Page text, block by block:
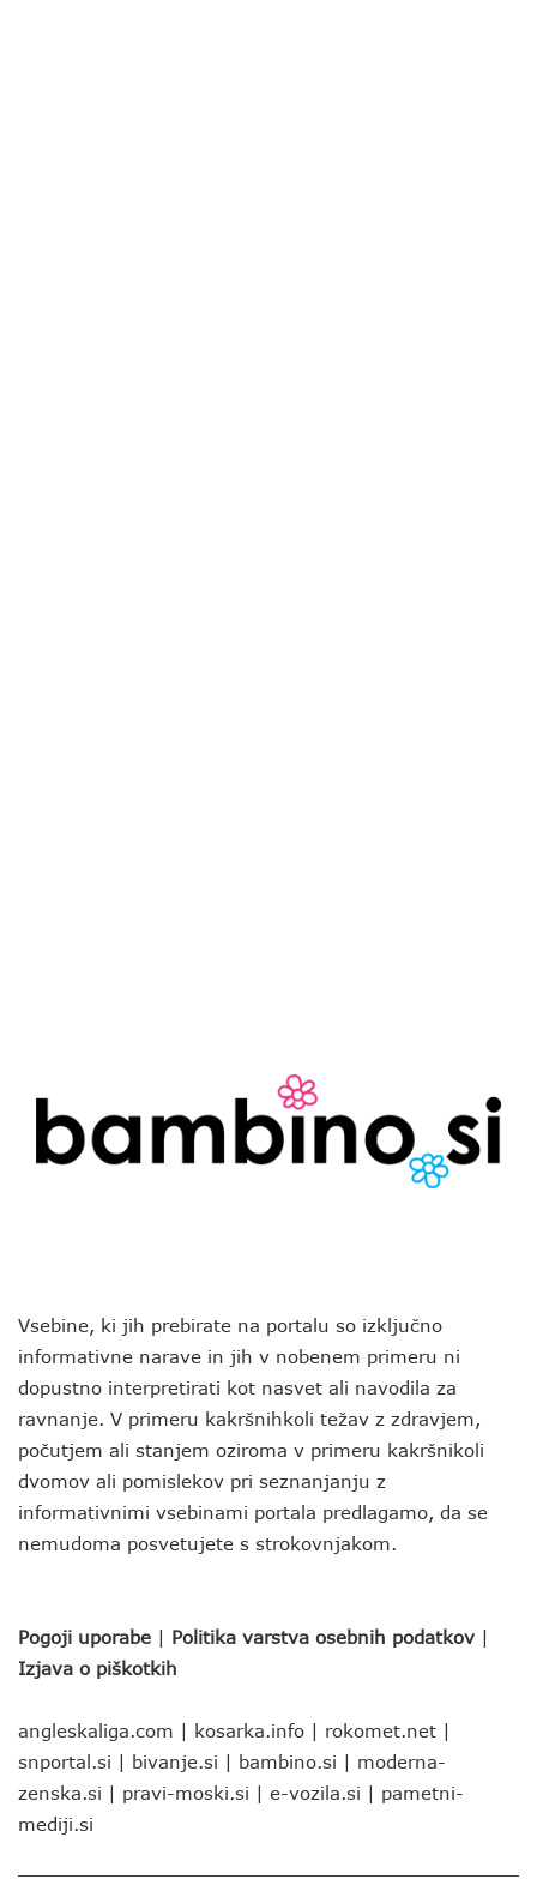
Vsebine, ki jih prebirate na portalu so izključno
informativne narave in jih v nobenem primeru ni
dopustno interpretirati kot nasvet ali navodila za
ravnanje. V primeru kakršnihkoli težav z zdravjem,
počutjem ali stanjem oziroma v primeru kakršnikoli
dvomov ali pomislekov pri seznanjanju z
informativnimi vsebinami portala predlagamo, da se
nemudoma posvetujete s strokovnjakom.
Pogoji uporabe | Politika varstva osebnih podatkov |
Izjava o piškotkih
angleskaliga.com | kosarka.info | rokomet.net |
snportal.si | bivanje.si | bambino.si | moderna-
zenska.si | pravi-moski.si | e-vozila.si | pametni-
mediji.si